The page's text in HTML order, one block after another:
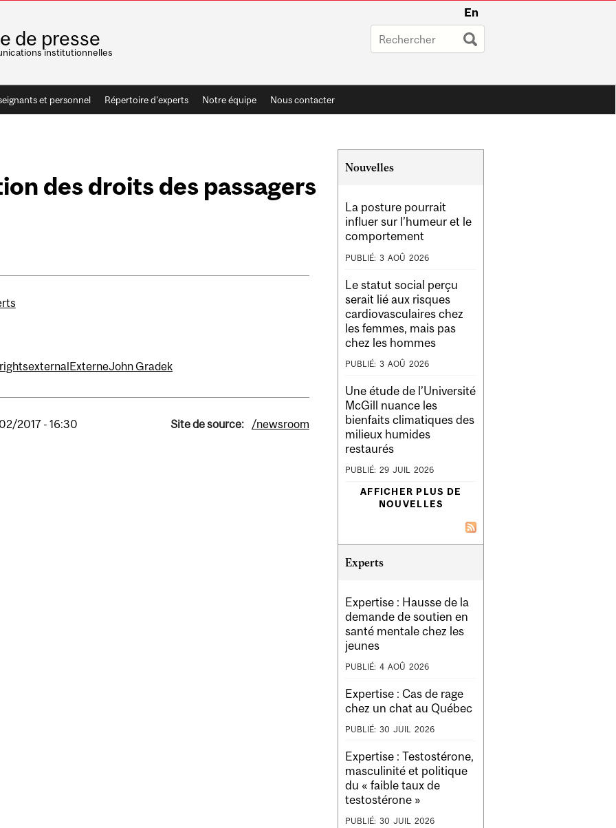
En
de presse
institutionnelles
et personnel Répertoire d'experts Notre équipe Nous contacter
des droits des passagers
externalExterneJohn Gradek
2017 - 16:30 Site de source: /newsroom
Related
Nouvelles
La posture pourrait
influer sur l’humeur et le
comportement
PUBLIÉ: 3 AOÛ 2026
Le statut social perçu
serait lié aux risques
cardiovasculaires chez
les femmes, mais pas
chez les hommes
PUBLIÉ: 3 AOÛ 2026
Une étude de l’Université
McGill nuance les
bienfaits climatiques des
milieux humides
restaurés
PUBLIÉ: 29 JUIL 2026
AFFICHER PLUS DE
NOUVELLES
Experts
Expertise : Hausse de la
demande de soutien en
santé mentale chez les
jeunes
PUBLIÉ: 4 AOÛ 2026
Expertise : Cas de rage
chez un chat au Québec
PUBLIÉ: 30 JUIL 2026
Expertise : Testostérone,
masculinité et politique
du « faible taux de
testostérone »
PUBLIÉ: 30 JUIL 2026